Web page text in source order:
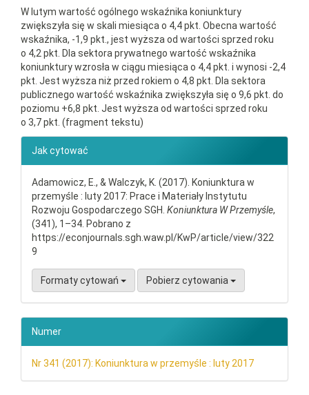
W lutym wartość ogólnego wskaźnika koniunktury
zwiększyła się w skali miesiąca o 4,4 pkt. Obecna wartość
wskaźnika, -1,9 pkt., jest wyższa od wartości sprzed roku
o 4,2 pkt. Dla sektora prywatnego wartość wskaźnika
koniunktury wzrosła w ciągu miesiąca o 4,4 pkt. i wynosi -2,4
pkt. Jest wyższa niż przed rokiem o 4,8 pkt. Dla sektora
publicznego wartość wskaźnika zwiększyła się o 9,6 pkt. do
poziomu +6,8 pkt. Jest wyższa od wartości sprzed roku
o 3,7 pkt. (fragment tekstu)
Jak cytować
Adamowicz, E., & Walczyk, K. (2017). Koniunktura w
przemyśle : luty 2017: Prace i Materiały Instytutu
Rozwoju Gospodarczego SGH. Koniunktura W Przemyśle,
(341), 1–34. Pobrano z
https://econjournals.sgh.waw.pl/KwP/article/view/322
9
Formaty cytowań Pobierz cytowania
Numer
Nr 341 (2017): Koniunktura w przemyśle : luty 2017